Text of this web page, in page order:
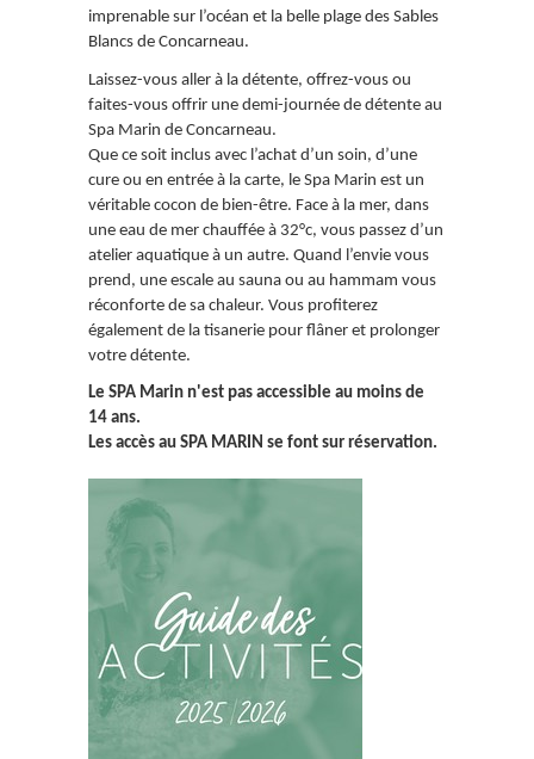
imprenable sur l’océan et la belle plage des Sables
Blancs de Concarneau.
Laissez-vous aller à la détente, offrez-vous ou
faites-vous offrir une demi-journée de détente au
Spa Marin de Concarneau.
Que ce soit inclus avec l’achat d’un soin, d’une
cure ou en entrée à la carte, le Spa Marin est un
véritable cocon de bien-être. Face à la mer, dans
une eau de mer chauffée à 32°c, vous passez d’un
atelier aquatique à un autre. Quand l’envie vous
prend, une escale au sauna ou au hammam vous
réconforte de sa chaleur. Vous profiterez
également de la tisanerie pour flâner et prolonger
votre détente.
Le SPA Marin n'est pas accessible au moins de
14 ans.
Les accès au SPA MARIN se font sur réservation.